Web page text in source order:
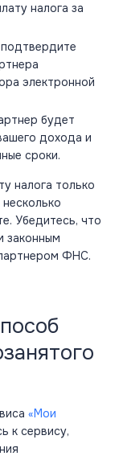
налога за
электронной
будет
дохода и
сроки.
налога только
Убедитесь, что
законным
ФНС.
«Мои
к сервису,